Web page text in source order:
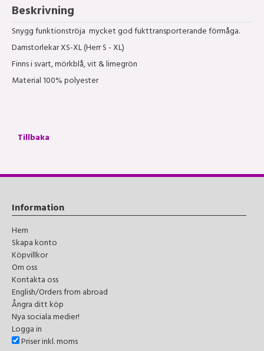
Beskrivning
Snygg funktionströja mycket god fukttransporterande förmåga.
Damstorlekar XS-XL (Herr S - XL)
Finns i svart, mörkblå, vit & limegrön
Material 100% polyester
Tillbaka
Information
Hem
Skapa konto
Köpvillkor
Om oss
Kontakta oss
English/Orders from abroad
Ångra ditt köp
Nya sociala medier!
Logga in
Priser inkl. moms